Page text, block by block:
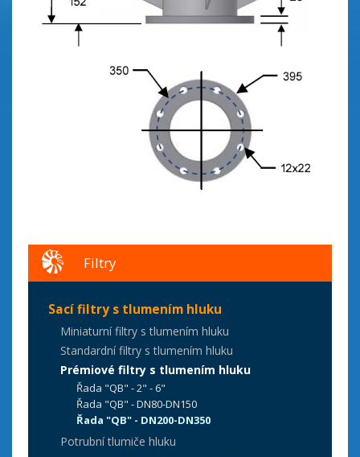
Filtry
Sací filtry s tlumením hluku
Miniaturní filtry s tlumením hluku
Standardní filtry s tlumením hluku
Prémiové filtry s tlumením hluku
Řada "QB" - 2" - 6"
Řada "QB" - DN80-DN150
Řada "QB" - DN200-DN350
Potrubní tlumiče hluku